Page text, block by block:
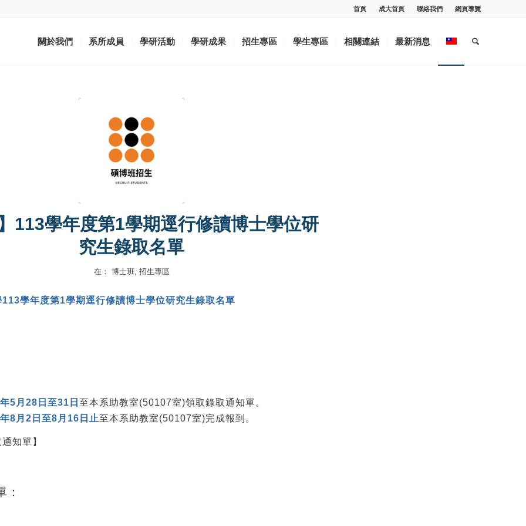
首頁 成大首頁 聯絡我們 網頁導覽
關於我們 系所成員 學研活動 學研成果 招生專區 學生專區 相關連結 最新消息
113學年度第1學期逕行修讀博士學位研
究生錄取名單
在： 博士班, 招生專區
學年度第1學期逕行修讀博士學位研究生錄取名單
5月28日至31日至本系助教室(50107室)領取錄取通知單。
8月2日至8月16日止至本系助教室(50107室)完成報到。
知單】
：